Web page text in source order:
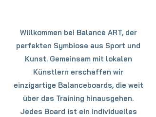
Willkommen bei Balance ART, der
perfekten Symbiose aus Sport und
Kunst. Gemeinsam mit lokalen
Künstlern erschaffen wir
einzigartige Balanceboards, die weit
über das Training hinausgehen.
Jedes Board ist ein individuelles